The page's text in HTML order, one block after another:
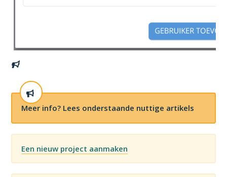
Meer info? Lees onderstaande nuttige artikels
Een nieuw project aanmaken